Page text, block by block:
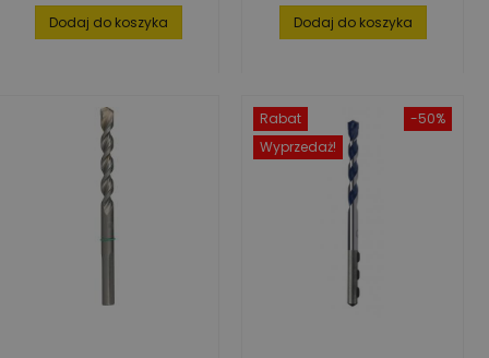
Dodaj do koszyka Dodaj do koszyka
-50%
Rabat
Wyprzedaż!